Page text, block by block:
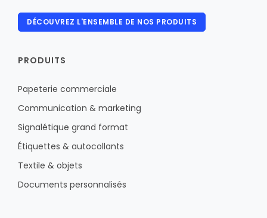
DÉCOUVREZ L'ENSEMBLE DE NOS PRODUITS
PRODUITS
Papeterie commerciale
Communication & marketing
Signalétique grand format
Étiquettes & autocollants
Textile & objets
Documents personnalisés